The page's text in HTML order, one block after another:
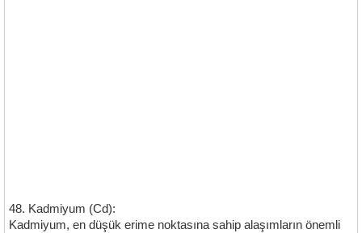
48. Kadmiyum (Cd):
Kadmiyum, en düşük erime noktasına sahip alaşımların önemli